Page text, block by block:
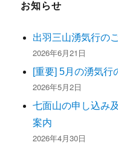
お知らせ
出羽三山湧気行の
2026年6月21日
[重要] 5月の湧気行
2026年5月2日
七面山の申し込み
案内
2026年4月30日